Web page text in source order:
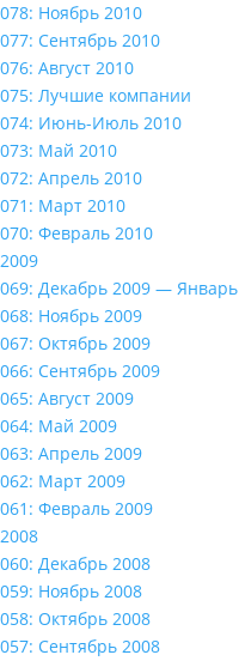
078: Ноябрь 2010
077: Сентябрь 2010
076: Август 2010
075: Лучшие компании
074: Июнь-Июль 2010
073: Май 2010
072: Апрель 2010
071: Март 2010
070: Февраль 2010
2009
069: Декабрь 2009 —
068: Ноябрь 2009
067: Октябрь 2009
066: Сентябрь 2009
065: Август 2009
064: Май 2009
063: Апрель 2009
062: Март 2009
061: Февраль 2009
2008
060: Декабрь 2008
059: Ноябрь 2008
058: Октябрь 2008
057: Сентябрь 2008